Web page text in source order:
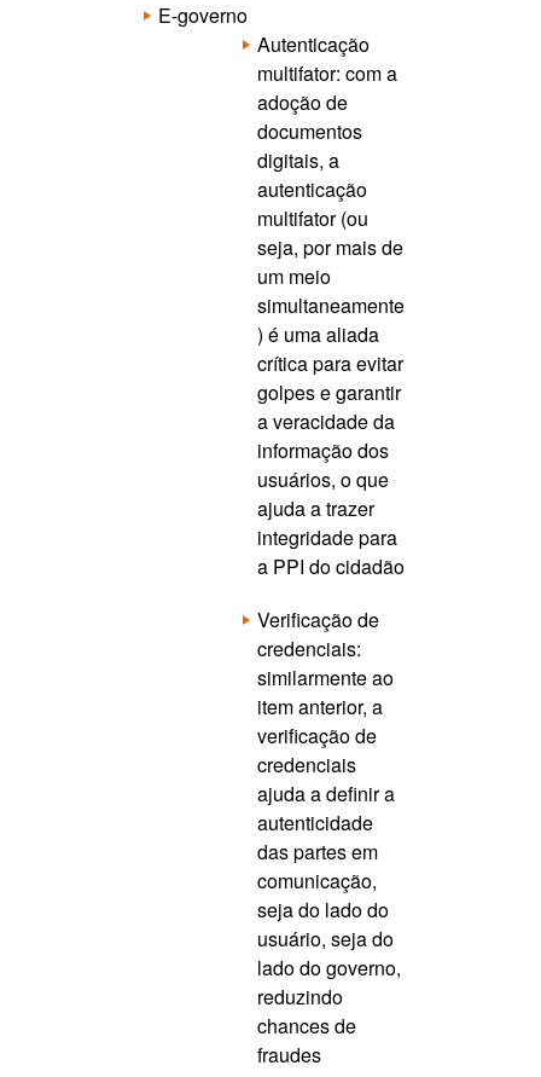
E-governo
Autenticação
multifator: com a
adoção de
documentos
digitais, a
autenticação
multifator (ou
seja, por mais de
um meio
simultaneamente
) é uma aliada
crítica para evitar
golpes e garantir
a veracidade da
informação dos
usuários, o que
ajuda a trazer
integridade para
a PPI do cidadão
Verificação de
credenciais:
similarmente ao
item anterior, a
verificação de
credenciais
ajuda a definir a
autenticidade
das partes em
comunicação,
seja do lado do
usuário, seja do
lado do governo,
reduzindo
chances de
fraudes